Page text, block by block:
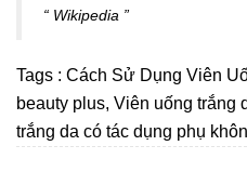
Wikipedia
Tags : Cách Sử Dụng Viên
beauty plus, Viên uống trắng
trắng da có tác dụng phụ